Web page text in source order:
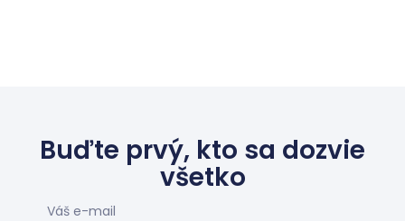
Buďte prvý, kto sa dozvie
všetko